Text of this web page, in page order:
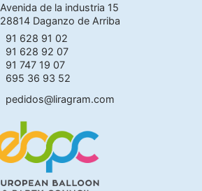
Avenida de la industria 15
28814 Daganzo de Arriba
91 628 91 02
91 628 92 07
91 747 19 07
695 36 93 52
pedidos@liragram.com